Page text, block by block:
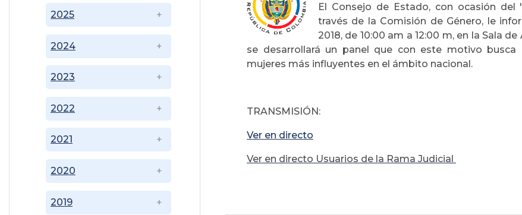
2019
2020
2021
2022
2023
2024
2025
El Consejo de Estado, con ocasión
través de la Comisión de Género, le
2018, de 10:00 am a 12:00 m, en la Sala
se desarrollará un panel que con este motivo
mujeres más influyentes en el ámbito nacional.
TRANSMISIÓN:
Ver en directo
Ver en directo Usuarios de la Rama Judicial